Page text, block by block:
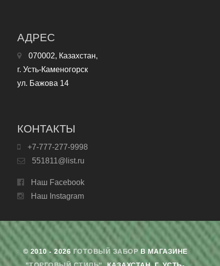
АДРЕС
070002, Казахстан,
г. Усть-Каменогорск
ул. Бажова 14
КОНТАКТЫ
+7-777-277-9998
551811@list.ru
Наш Facebook
Наш Instagram
© 2010 - 2026 ГОТОВЫЙ ЗАБОРВ МАГАЗИНЕ